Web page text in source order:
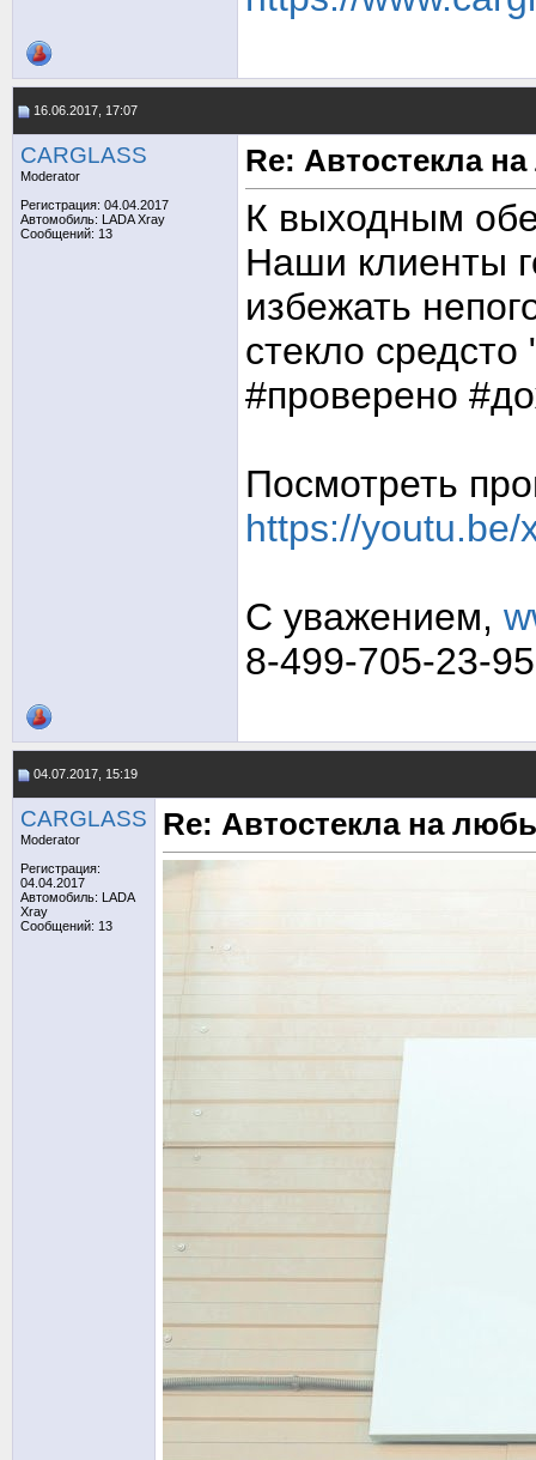
16.06.2017, 17:07
CARGLASS
Moderator
Регистрация: 04.04.2017
Автомобиль: LADA Xray
Сообщений: 13
Re: Автостекла
К выходным
Наши клиенты
избежать
стекло
#проверено
Посмотреть
https://youtu.be/
С уважением,
8-499-705-23-95
04.07.2017, 15:19
CARGLASS
Moderator
Регистрация:
04.04.2017
Автомобиль: LADA
Xray
Сообщений: 13
Re: Автостекла на